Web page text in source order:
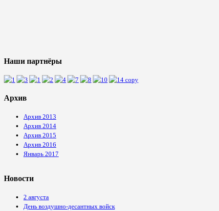
Наши партнёры
Архив
Архив 2013
Архив 2014
Архив 2015
Архив 2016
Январь 2017
Новости
2 августа
День воздушно-десантных войск